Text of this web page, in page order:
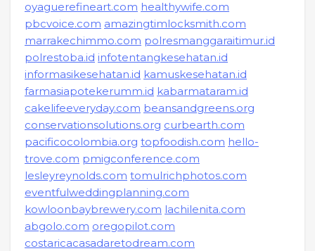
oyaguerefineart.com healthywife.com
pbcvoice.com amazingtimlocksmith.com
marrakechimmo.com polresmanggaraitimur.id
polrestoba.id infotentangkesehatan.id
informasikesehatan.id kamuskesehatan.id
farmasiapotekerumm.id kabarmataram.id
cakelifeeveryday.com beansandgreens.org
conservationsolutions.org curbearth.com
pacificocolombia.org topfoodish.com hello-
trove.com pmigconference.com
lesleyreynolds.com tomulrichphotos.com
eventfulweddingplanning.com
kowloonbaybrewery.com lachilenita.com
abgolo.com oregopilot.com
costaricacasadaretodream.com